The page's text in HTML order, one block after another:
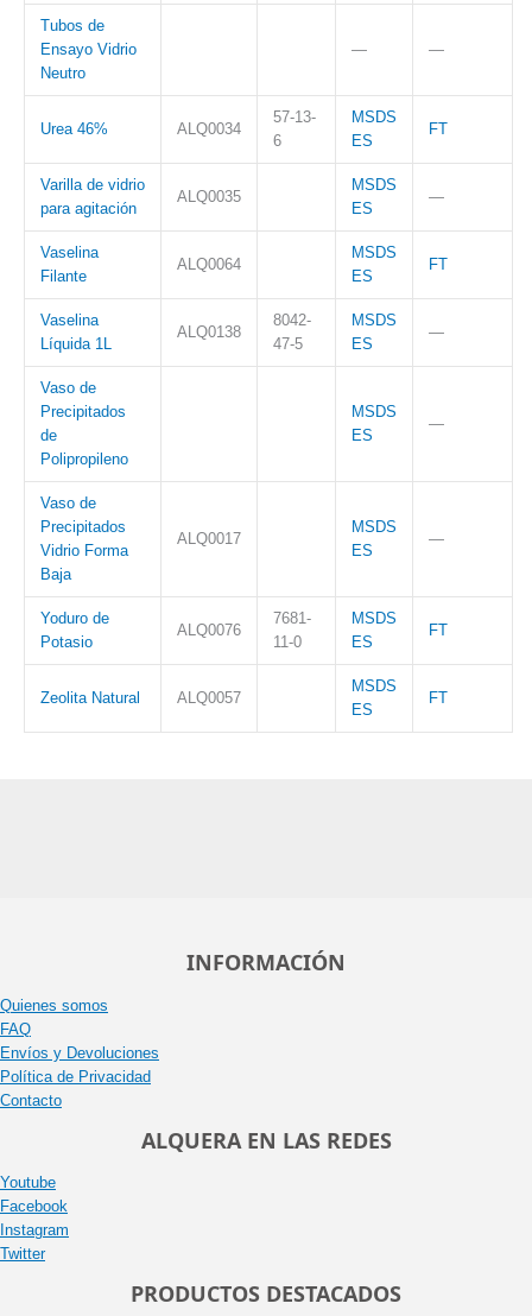
Tubos de
Ensayo Vidrio
Neutro
— —
Urea 46% ALQ0034
57-13-
6
MSDS
ES
FT
Varilla de vidrio
para agitación
ALQ0035
MSDS
ES
—
Vaselina
Filante
ALQ0064
MSDS
ES
FT
Vaselina
Líquida 1L
ALQ0138
8042-
47-5
MSDS
ES
—
Vaso de
Precipitados
de
Polipropileno
MSDS
ES
—
Vaso de
Precipitados
Vidrio Forma
Baja
ALQ0017
MSDS
ES
—
Yoduro de
Potasio
ALQ0076
7681-
11-0
MSDS
ES
FT
Zeolita Natural ALQ0057
MSDS
ES
FT
INFORMACIÓN
Quienes somos
FAQ
Envíos y Devoluciones
Política de Privacidad
Contacto
ALQUERA EN LAS REDES
Youtube
Facebook
Instagram
Twitter
PRODUCTOS DESTACADOS